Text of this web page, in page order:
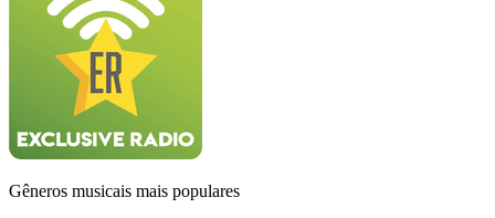
Gêneros musicais mais populares